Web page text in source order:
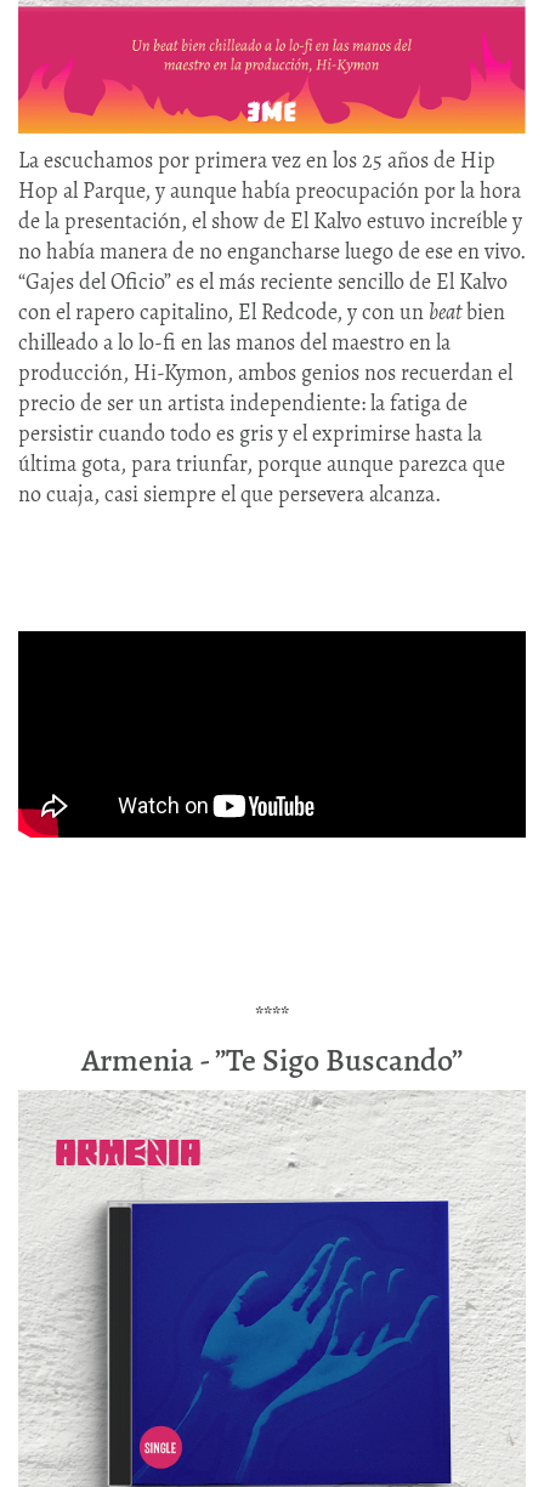
La escuchamos por primera vez en los 25 años de Hip
Hop al Parque, y aunque había preocupación por la hora
de la presentación, el show de El Kalvo estuvo increíble y
no había manera de no engancharse luego de ese en vivo.
“Gajes del Oficio” es el más reciente sencillo de El Kalvo
con el rapero capitalino, El Redcode, y con un beatbien
chilleado a lo lo-fi en las manos del maestro en la
producción, Hi-Kymon, ambos genios nos recuerdan el
precio de ser un artista independiente: la fatiga de
persistir cuando todo es gris y el exprimirse hasta la
última gota, para triunfar, porque aunque parezca que
no cuaja, casi siempre el que persevera alcanza.
****
Armenia - ”Te Sigo Buscando”